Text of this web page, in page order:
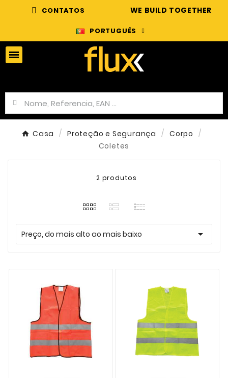
CONTATOS WE BUILD TOGETHER
PORTUGUÊS
Casa Proteção e Segurança
Corpo
Coletes
2 produtos
Preço, do mais alto ao mais baixo 